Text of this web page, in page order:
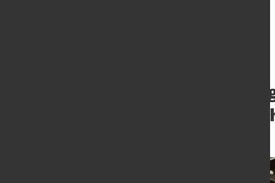
Weld
gewünschten